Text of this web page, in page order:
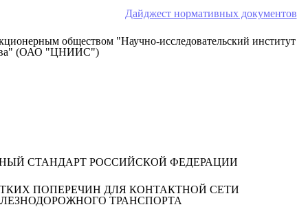
Дайджест нормативных документов
обществом "Научно-исследовательский институт
(ОАО "ЦНИИС")
СТАНДАРТ РОССИЙСКОЙ ФЕДЕРАЦИИ
ПОПЕРЕЧИН ДЛЯ КОНТАКТНОЙ СЕТИ
ТРАНСПОРТА